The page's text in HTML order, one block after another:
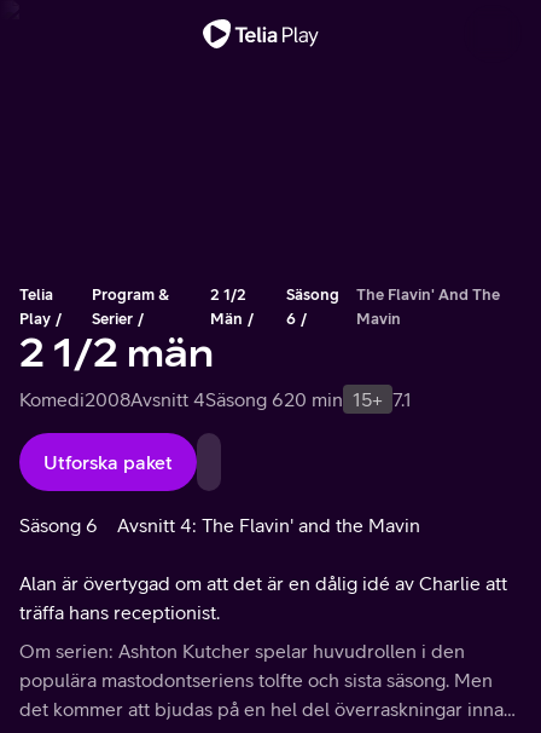
Telia
Play
Program &
Serier
2 1/2
Män
Säsong
6
The Flavin' And The
Mavin
2 1/2 män
Komedi2008Avsnitt 4Säsong 620 min 15+ 7.1
Utforska paket
Säsong 6 Avsnitt 4: The Flavin' and the Mavin
Alan är övertygad om att det är en dålig idé av Charlie att
träffa hans receptionist.
Om serien: Ashton Kutcher spelar huvudrollen i den
populära mastodontseriens tolfte och sista säsong. Men
det kommer att bjudas på en hel del överraskningar innan